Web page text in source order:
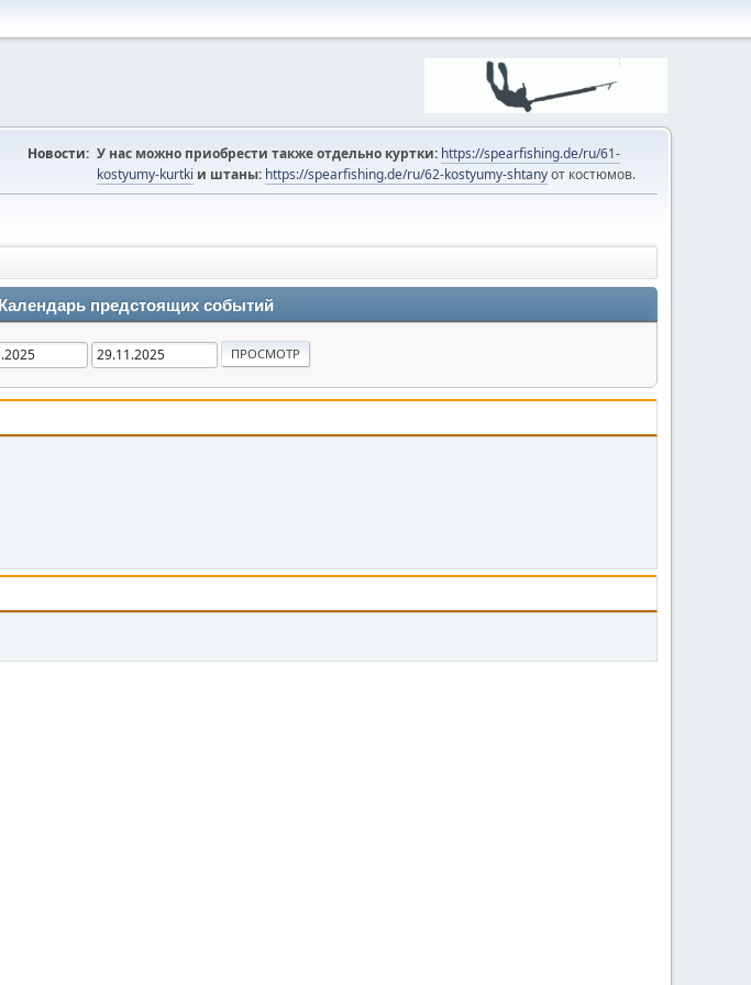
Новости: У нас можно приобрести также отдельно куртки: https://spearfishing.de/ru/61-
kostyumy-kurtki и штаны: https://spearfishing.de/ru/62-kostyumy-shtanyот костюмов.
Календарь предстоящих событий